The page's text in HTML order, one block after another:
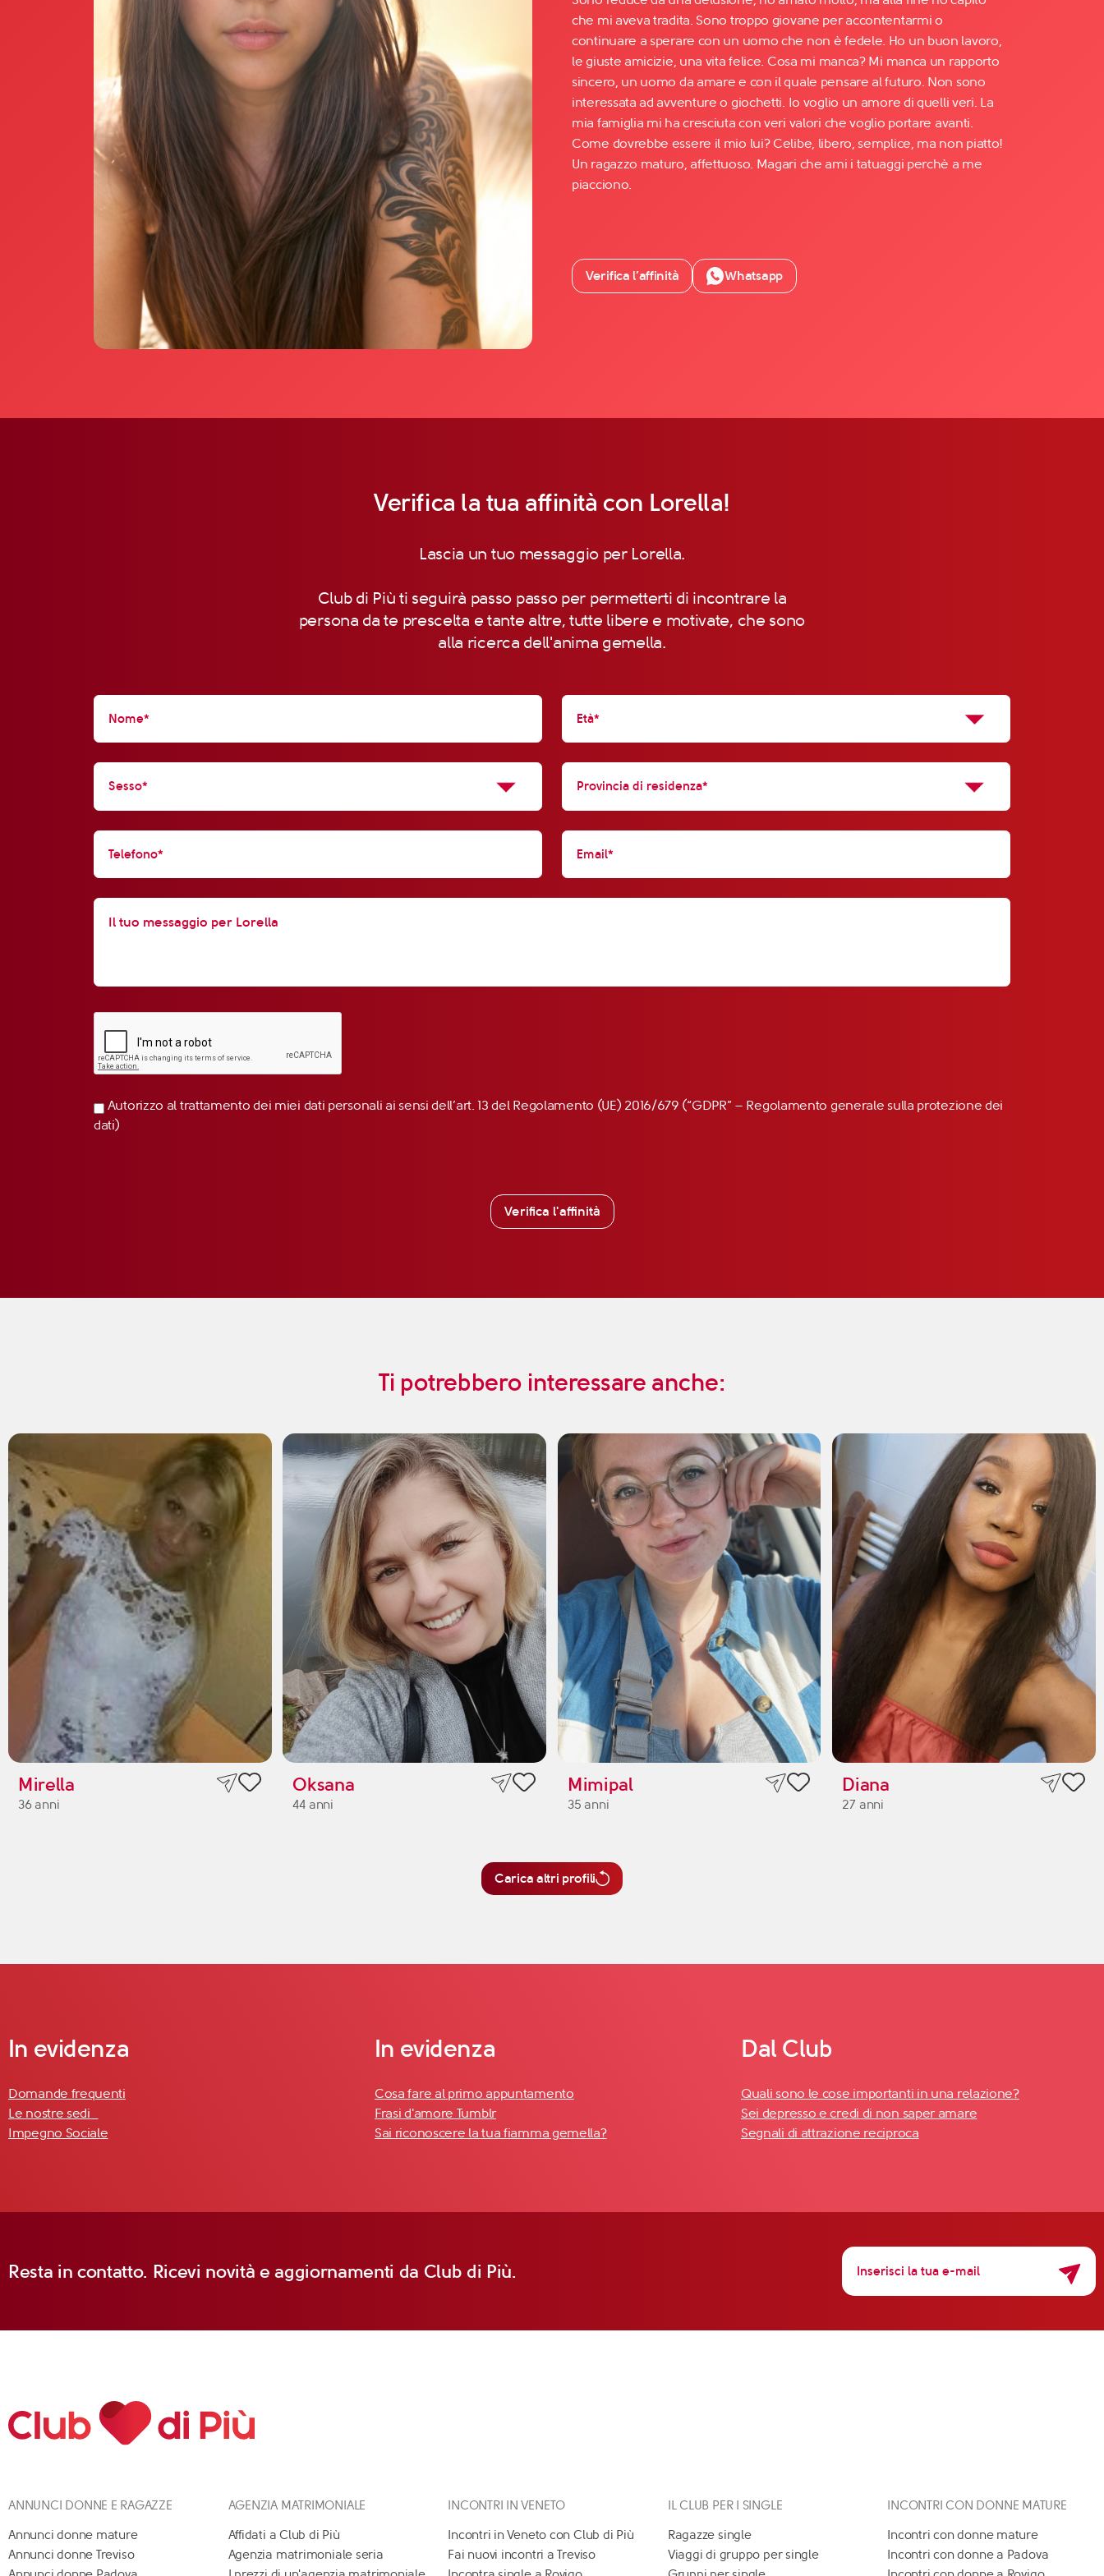
Facebook
YouTube
Instagram
TikTok
che mi aveva tradita. Sono troppo giovane per accontentarmi o
continuare a sperare con un uomo che non è fedele. Ho un buon lavoro,
le giuste amicizie, una vita felice. Cosa mi manca? Mi manca un rapporto
sincero, un uomo da amare e con il quale pensare al futuro. Non sono
interessata ad avventure o giochetti. Io voglio un amore di quelli veri. La
mia famiglia mi ha cresciuta con veri valori che voglio portare avanti.
Come dovrebbe essere il mio lui? Celibe, libero, semplice, ma non piatto!
Un ragazzo maturo, affettuoso. Magari che ami i tatuaggi perchè a me
piacciono.
Verifica l’affinità Whatsapp
Verifica la tua affinità con Lorella!
Lascia un tuo messaggio per Lorella.
Club di Più ti seguirà passo passo per permetterti di incontrare la
persona da te prescelta e tante altre, tutte libere e motivate, che sono
alla ricerca dell'anima gemella.
Autorizzo al trattamento dei miei dati personali ai sensi dell’art. 13 del Regolamento (UE) 2016/679 (“GDPR” – Regolamento generale sulla protezione dei
dati)
Verifica l'affinità
Ti potrebbero interessare anche:
Mirella
36 anni
Oksana
44 anni
Mimipal
35 anni
Diana
27 anni
Carica altri profili
In evidenza
Domande frequenti
Le nostre sedi
Impegno Sociale
In evidenza
Cosa fare al primo appuntamento
Frasi d'amore Tumblr
Sai riconoscere la tua fiamma gemella?
Dal Club
Quali sono le cose importanti in una relazione?
Sei depresso e credi di non saper amare
Segnali di attrazione reciproca
Resta in contatto. Ricevi novità e aggiornamenti da Club di Più.
ANNUNCI DONNE E RAGAZZE
Annunci donne mature
Annunci donne Treviso
AGENZIA MATRIMONIALE
Affidati a Club di Più
Agenzia matrimoniale seria
INCONTRI IN VENETO
Incontri in Veneto con Club di Più
Fai nuovi incontri a Treviso
IL CLUB PER I SINGLE
Ragazze single
Viaggi di gruppo per single
INCONTRI CON DONNE MATURE
Incontri con donne mature
Incontri con donne a Padova